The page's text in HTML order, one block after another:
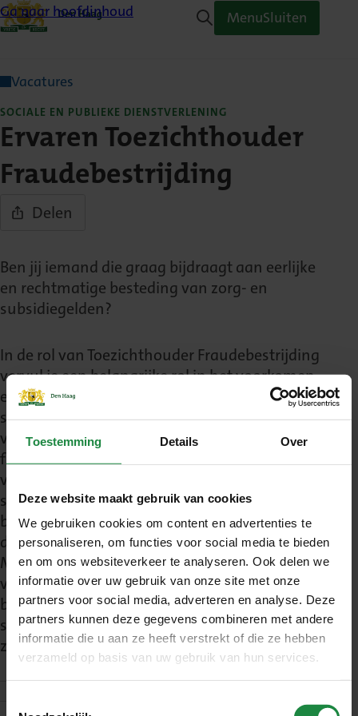
Toestemming Details Over
Deze website maakt gebruik van cookies
We gebruiken cookies om content en advertenties te
personaliseren, om functies voor social media te bieden
en om ons websiteverkeer te analyseren. Ook delen we
informatie over uw gebruik van onze site met onze
partners voor social media, adverteren en analyse. Deze
partners kunnen deze gegevens combineren met andere
informatie die u aan ze heeft verstrekt of die ze hebben
verzameld op basis van uw gebruik van hun services.
Ga naar hoofdinhoud MenuSluiten
Vacatures
Ervaren Toezichthouder
Fraudebestrijding
SOCIALE EN PUBLIEKE DIENSTVERLENING
Delen
Ben jij iemand die graag bijdraagt aan eerlijke
en rechtmatige besteding van zorg- en
subsidiegelden?
In de rol van Toezichthouder Fraudebestrijding
vervul je een belangrijke rol in het voorkomen
en bestrijden van misbruik binnen de zorg en
subsidieverstrekking. Je onderzoekt signalen
van onregelmatigheden, misbruik of zelfs
fraude bij zorgaanbieders,
vertegenwoordigers, budgethouders en
subsidieontvangers , beoordeelt risico’s,
brengt feiten zorgvuldig in kaart en adviseert
de gemeente over passende maatregelen.
Met jouw scherpe blik en analytisch
vermogen draag je bij aan een transparante
besteding van gemeenschapsgeld en werk je
samen met uiteenlopende partners om de
zorg eerlijk en betrouwbaar te houden.